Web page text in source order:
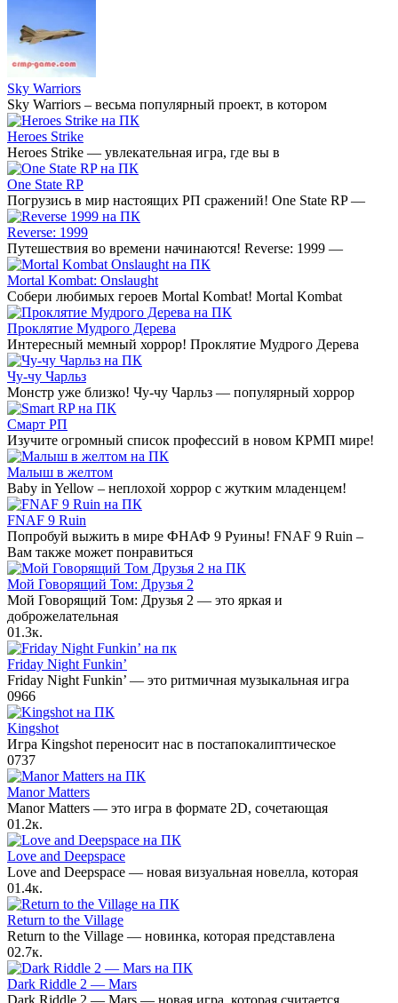
Sky Warriors
Sky Warriors – весьма популярный проект, в котором
Heroes Strike
Heroes Strike — увлекательная игра, где вы в
One State RP
Погрузись в мир настоящих РП сражений! One State RP —
Reverse: 1999
Путешествия во времени начинаются! Reverse: 1999 —
Mortal Kombat: Onslaught
Собери любимых героев Mortal Kombat! Mortal Kombat
Проклятие Мудрого Дерева
Интересный мемный хоррор! Проклятие Мудрого Дерева
Чу-чу Чарльз
Монстр уже близко! Чу-чу Чарльз — популярный хоррор
Смарт РП
Изучите огромный список профессий в новом КРМП мире!
Малыш в желтом
Baby in Yellow – неплохой хоррор с жутким младенцем!
FNAF 9 Ruin
Попробуй выжить в мире ФНАФ 9 Руины! FNAF 9 Ruin –
Вам также может понравиться
Мой Говорящий Том: Друзья 2
Мой Говорящий Том: Друзья 2 — это яркая и
доброжелательная
01.3к.
Friday Night Funkin’
Friday Night Funkin’ — это ритмичная музыкальная игра
0966
Kingshot
Игра Kingshot переносит нас в постапокалиптическое
0737
Manor Matters
Manor Matters — это игра в формате 2D, сочетающая
01.2к.
Love and Deepspace
Love and Deepspace — новая визуальная новелла, которая
01.4к.
Return to the Village
Return to the Village — новинка, которая представлена
02.7к.
Dark Riddle 2 — Mars
Dark Riddle 2 — Mars — новая игра, которая считается